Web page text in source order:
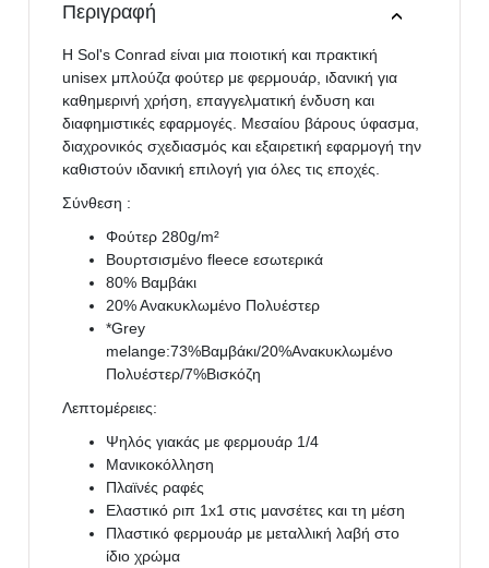
Περιγραφή
Η Sol's Conrad είναι μια ποιοτική και πρακτική
unisex μπλούζα φούτερ με φερμουάρ, ιδανική για
καθημερινή χρήση, επαγγελματική ένδυση και
διαφημιστικές εφαρμογές. Μεσαίου βάρους ύφασμα,
διαχρονικός σχεδιασμός και εξαιρετική εφαρμογή την
καθιστούν ιδανική επιλογή για όλες τις εποχές.
Σύνθεση :
Φούτερ 280g/m²
Βουρτσισμένο fleece εσωτερικά
80% Βαμβάκι
20% Ανακυκλωμένο Πολυέστερ
*Grey
melange:73%Βαμβάκι/20%Ανακυκλωμένο
Πολυέστερ/7%Βισκόζη
Λεπτομέρειες:
Ψηλός γιακάς με φερμουάρ 1/4
Μανικοκόλληση
Πλαϊνές ραφές
Ελαστικό ριπ 1x1 στις μανσέτες και τη μέση
Πλαστικό φερμουάρ με μεταλλική λαβή στο
ίδιο χρώμα